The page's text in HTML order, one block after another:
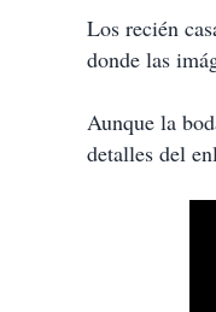
Los recién
donde las
Aunque la
detalles del